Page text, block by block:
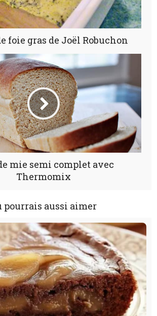
foie gras de Joël Robuchon
mie semi complet avec
Thermomix
pourrais aussi aimer